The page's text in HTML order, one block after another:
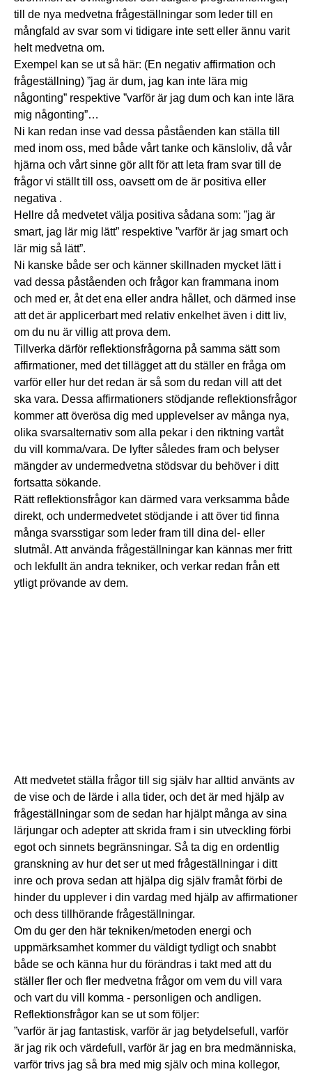
till de nya medvetna frågeställningar som leder till en
mångfald av svar som vi tidigare inte sett eller ännu varit
helt medvetna om.
Exempel kan se ut så här: (En negativ affirmation och
frågeställning) ”jag är dum, jag kan inte lära mig
någonting” respektive ”varför är jag dum och kan inte lära
mig någonting”…
Ni kan redan inse vad dessa påståenden kan ställa till
med inom oss, med både vårt tanke och känsloliv, då vår
hjärna och vårt sinne gör allt för att leta fram svar till de
frågor vi ställt till oss, oavsett om de är positiva eller
negativa .
Hellre då medvetet välja positiva sådana som: ”jag är
smart, jag lär mig lätt” respektive ”varför är jag smart och
lär mig så lätt”.
Ni kanske både ser och känner skillnaden mycket lätt i
vad dessa påståenden och frågor kan frammana inom
och med er, åt det ena eller andra hållet, och därmed inse
att det är applicerbart med relativ enkelhet även i ditt liv,
om du nu är villig att prova dem.
Tillverka därför reflektionsfrågorna på samma sätt som
affirmationer, med det tillägget att du ställer en fråga om
varför eller hur det redan är så som du redan vill att det
ska vara. Dessa affirmationers stödjande reflektionsfrågor
kommer att överösa dig med upplevelser av många nya,
olika svarsalternativ som alla pekar i den riktning vartåt
du vill komma/vara. De lyfter således fram och belyser
mängder av undermedvetna stödsvar du behöver i ditt
fortsatta sökande.
Rätt reflektionsfrågor kan därmed vara verksamma både
direkt, och undermedvetet stödjande i att över tid finna
många svarsstigar som leder fram till dina del- eller
slutmål. Att använda frågeställningar kan kännas mer fritt
och lekfullt än andra tekniker, och verkar redan från ett
ytligt prövande av dem.
Att medvetet ställa frågor till sig själv har alltid använts av
de vise och de lärde i alla tider, och det är med hjälp av
frågeställningar som de sedan har hjälpt många av sina
lärjungar och adepter att skrida fram i sin utveckling förbi
egot och sinnets begränsningar. Så ta dig en ordentlig
granskning av hur det ser ut med frågeställningar i ditt
inre och prova sedan att hjälpa dig själv framåt förbi de
hinder du upplever i din vardag med hjälp av affirmationer
och dess tillhörande frågeställningar.
Om du ger den här tekniken/metoden energi och
uppmärksamhet kommer du väldigt tydligt och snabbt
både se och känna hur du förändras i takt med att du
ställer fler och fler medvetna frågor om vem du vill vara
och vart du vill komma - personligen och andligen.
Reflektionsfrågor kan se ut som följer:
”varför är jag fantastisk, varför är jag betydelsefull, varför
är jag rik och värdefull, varför är jag en bra medmänniska,
varför trivs jag så bra med mig själv och mina kollegor,